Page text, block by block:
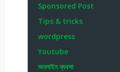
Sponsored Post
Tips & tricks
wordpress
Youtube
অনলাইন ব্যবসা